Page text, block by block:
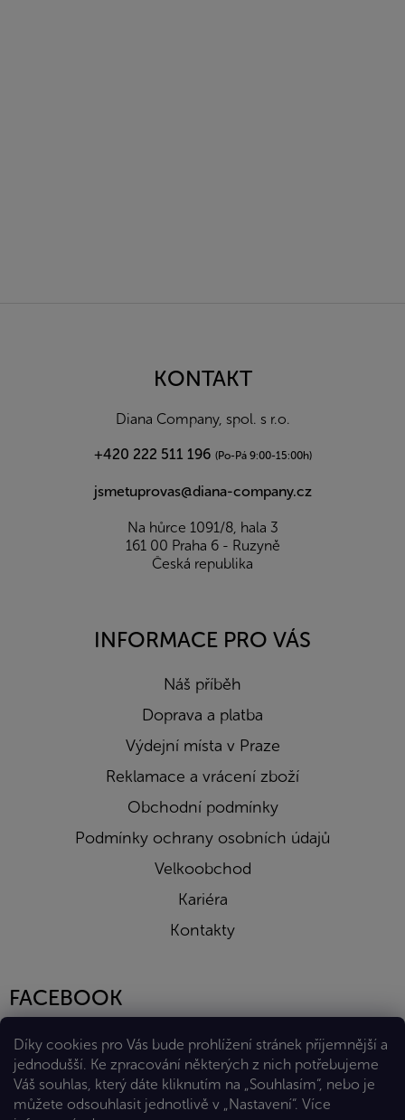
Díky cookies pro Vás bude prohlížení stránek příjemnější a
jednodušší. Ke zpracování některých z nich potřebujeme
Váš souhlas, který dáte kliknutím na „Souhlasím“, nebo je
můžete odsouhlasit jednotlivě v „Nastavení“. Více
KONTAKT
Diana Company, spol. s r.o.
+420 222 511 196 (Po-Pá 9:00-15:00h)
jsmetuprovas@diana-company.cz
Na hůrce 1091/8, hala 3
161 00 Praha 6 - Ruzyně
Česká republika
INFORMACE PRO VÁS
Náš příběh
Doprava a platba
Výdejní místa v Praze
Reklamace a vrácení zboží
Obchodní podmínky
Podmínky ochrany osobních údajů
Velkoobchod
Kariéra
Kontakty
FACEBOOK